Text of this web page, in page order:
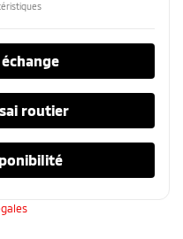
routier